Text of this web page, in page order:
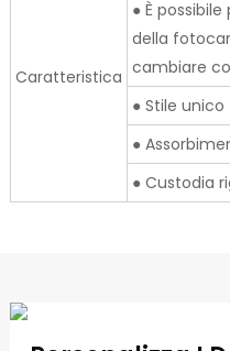
Caratteristica
● È
della
cambiare
● Stile unico
●
● Custodia